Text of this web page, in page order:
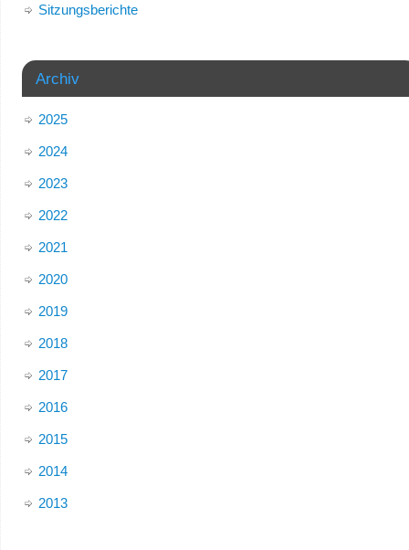
Sitzungsberichte
Archiv
2025
2024
2023
2022
2021
2020
2019
2018
2017
2016
2015
2014
2013